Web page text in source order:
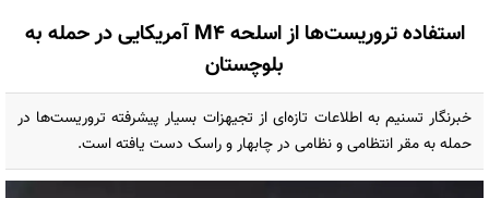
استفاده تروریست‌ها از اسلحه M۴ آمریکایی در حمله به
بلوچستان
خبرنگار تسنیم به اطلاعات تازه‌ای از تجیهزات بسیار پیشرفته تروریست‌ها در
حمله به مقر انتظامی و نظامی در چابهار و راسک دست یافته است.